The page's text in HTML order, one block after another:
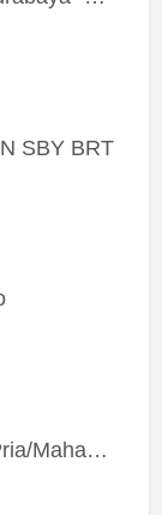
SBY BRT
Kost Cowok/Putra/Pria/Mahasiswa/Karyawan SIngle eksklusif bangunan baru